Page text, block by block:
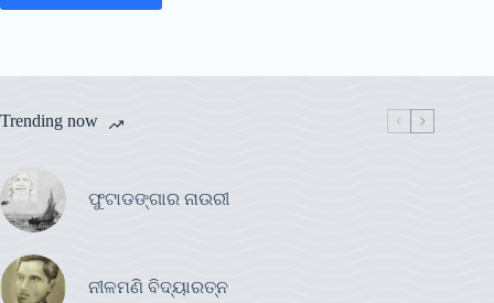
Trending now
ଫୁଟାଡଙ୍ଗାର ନାଉରୀ
ନୀଳମଣି ବିଦ୍ୟାରତ୍ନ